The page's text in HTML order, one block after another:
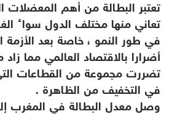
تعتبر البطالة من أهم المعضلات
تعاني منها مختلف الدول سواء
في طور النمو ، خاصة بعد الأزمة
أضرارا بالاقتصاد العالمي مما
تضررت مجموعة من القطاعات
في التخفيف من الظاهرة .